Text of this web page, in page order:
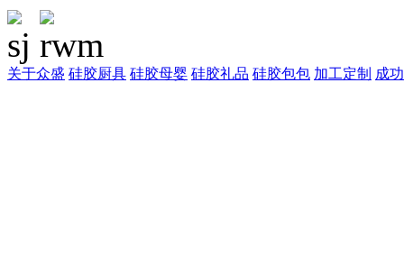
关于众盛 硅胶厨具 硅胶母婴 硅胶礼品 硅胶包包 加工定制 成